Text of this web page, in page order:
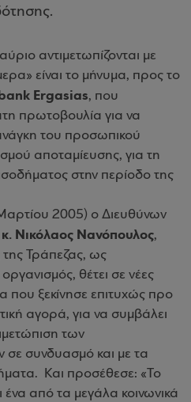
αντιμετωπίζονται με
είναι το μήνυμα, προς το
Ergasias, που
πρωτοβουλία για να
του προσωπικού
αποταμίευσης, για τη
στην περίοδο της
2005) ο Διευθύνων
κ. Νικόλαος Νανόπουλος,
της Τράπεζας, ως
θέτει σε νέες
που ξεκίνησε επιτυχώς προ
αγορά, για να συμβάλει
των
σε συνδυασμό και με τα
Και προσέθεσε: «Το
ένα από τα μεγάλα κοινωνικά